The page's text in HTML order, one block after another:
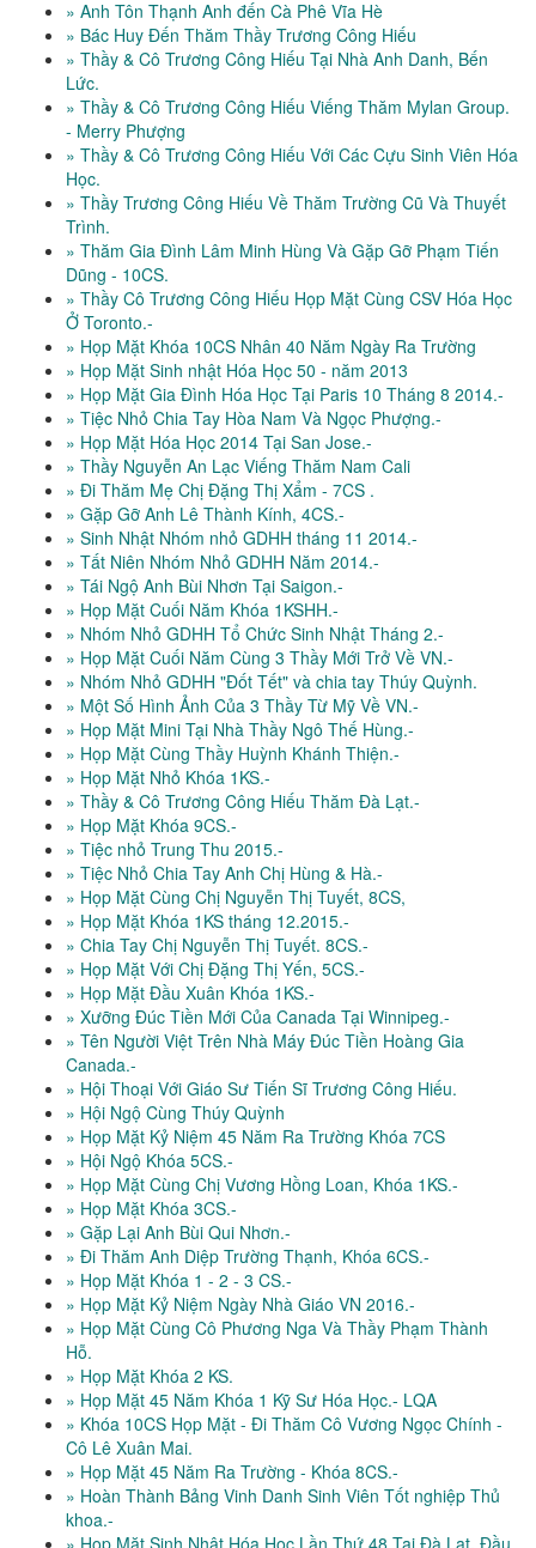
» Anh Tôn Thạnh Anh đến Cà Phê Vĩa Hè
» Bác Huy Đến Thăm Thầy Trương Công Hiếu
» Thầy & Cô Trương Công Hiếu Tại Nhà Anh Danh, Bến
Lức.
» Thầy & Cô Trương Công Hiếu Viếng Thăm Mylan Group.
- Merry Phượng
» Thầy & Cô Trương Công Hiếu Với Các Cựu Sinh Viên Hóa
Học.
» Thầy Trương Công Hiếu Về Thăm Trường Cũ Và Thuyết
Trình.
» Thăm Gia Đình Lâm Minh Hùng Và Gặp Gỡ Phạm Tiến
Dũng - 10CS.
» Thầy Cô Trương Công Hiếu Họp Mặt Cùng CSV Hóa Học
Ở Toronto.-
» Họp Mặt Khóa 10CS Nhân 40 Năm Ngày Ra Trường
» Họp Mặt Sinh nhật Hóa Học 50 - năm 2013
» Họp Mặt Gia Đình Hóa Học Tại Paris 10 Tháng 8 2014.-
» Tiệc Nhỏ Chia Tay Hòa Nam Và Ngọc Phượng.-
» Họp Mặt Hóa Học 2014 Tại San Jose.-
» Thầy Nguyễn An Lạc Viếng Thăm Nam Cali
» Đi Thăm Mẹ Chị Đặng Thị Xẩm - 7CS .
» Gặp Gỡ Anh Lê Thành Kính, 4CS.-
» Sinh Nhật Nhóm nhỏ GDHH tháng 11 2014.-
» Tất Niên Nhóm Nhỏ GDHH Năm 2014.-
» Tái Ngộ Anh Bùi Nhơn Tại Saigon.-
» Họp Mặt Cuối Năm Khóa 1KSHH.-
» Nhóm Nhỏ GDHH Tổ Chức Sinh Nhật Tháng 2.-
» Họp Mặt Cuối Năm Cùng 3 Thầy Mới Trở Về VN.-
» Nhóm Nhỏ GDHH "Đốt Tết" và chia tay Thúy Quỳnh.
» Một Số Hình Ảnh Của 3 Thầy Từ Mỹ Về VN.-
» Họp Mặt Mini Tại Nhà Thầy Ngô Thế Hùng.-
» Họp Mặt Cùng Thầy Huỳnh Khánh Thiện.-
» Họp Mặt Nhỏ Khóa 1KS.-
» Thầy & Cô Trương Công Hiếu Thăm Đà Lạt.-
» Họp Mặt Khóa 9CS.-
» Tiệc nhỏ Trung Thu 2015.-
» Tiệc Nhỏ Chia Tay Anh Chị Hùng & Hà.-
» Họp Mặt Cùng Chị Nguyễn Thị Tuyết, 8CS,
» Họp Mặt Khóa 1KS tháng 12.2015.-
» Chia Tay Chị Nguyễn Thị Tuyết. 8CS.-
» Họp Mặt Với Chị Đặng Thị Yến, 5CS.-
» Họp Mặt Đầu Xuân Khóa 1KS.-
» Xưỡng Đúc Tiền Mới Của Canada Tại Winnipeg.-
» Tên Người Việt Trên Nhà Máy Đúc Tiền Hoàng Gia
Canada.-
» Hội Thoại Với Giáo Sư Tiến Sĩ Trương Công Hiếu.
» Hội Ngộ Cùng Thúy Quỳnh
» Họp Mặt Kỷ Niệm 45 Năm Ra Trường Khóa 7CS
» Hội Ngộ Khóa 5CS.-
» Họp Mặt Cùng Chị Vương Hồng Loan, Khóa 1KS.-
» Họp Mặt Khóa 3CS.-
» Gặp Lại Anh Bùi Qui Nhơn.-
» Đi Thăm Anh Diệp Trường Thạnh, Khóa 6CS.-
» Họp Mặt Khóa 1 - 2 - 3 CS.-
» Họp Mặt Kỷ Niệm Ngày Nhà Giáo VN 2016.-
» Họp Mặt Cùng Cô Phương Nga Và Thầy Phạm Thành
Hỗ.
» Họp Mặt Khóa 2 KS.
» Họp Mặt 45 Năm Khóa 1 Kỹ Sư Hóa Học.- LQA
» Khóa 10CS Họp Mặt - Đi Thăm Cô Vương Ngọc Chính -
Cô Lê Xuân Mai.
» Họp Mặt 45 Năm Ra Trường - Khóa 8CS.-
» Hoàn Thành Bảng Vinh Danh Sinh Viên Tốt nghiệp Thủ
khoa.-